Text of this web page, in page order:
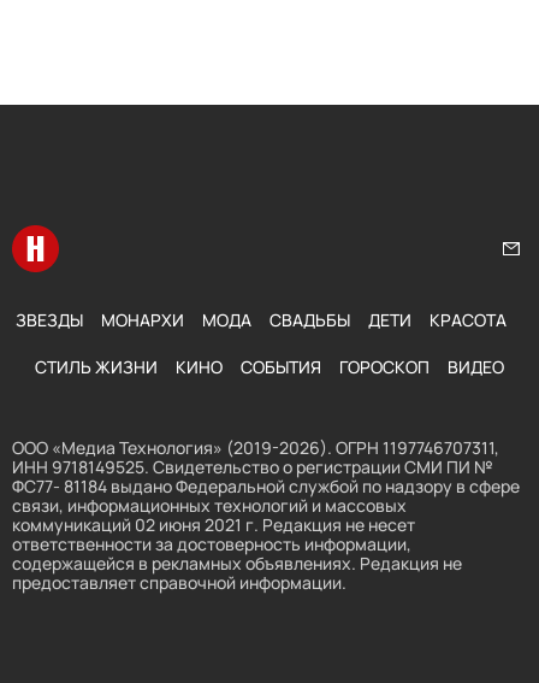
Перейти на главную
ЗВЕЗДЫ МОНАРХИ МОДА СВАДЬБЫ ДЕТИ КРАСОТА
СТИЛЬ ЖИЗНИ КИНО СОБЫТИЯ ГОРОСКОП ВИДЕО
ООО «Медиа Технология» (2019-2026). ОГРН 1197746707311,
ИНН 9718149525. Свидетельство о регистрации СМИ ПИ №
ФС77- 81184 выдано Федеральной службой по надзору в сфере
связи, информационных технологий и массовых
коммуникаций 02 июня 2021 г. Редакция не несет
ответственности за достоверность информации,
содержащейся в рекламных объявлениях. Редакция не
предоставляет справочной информации.